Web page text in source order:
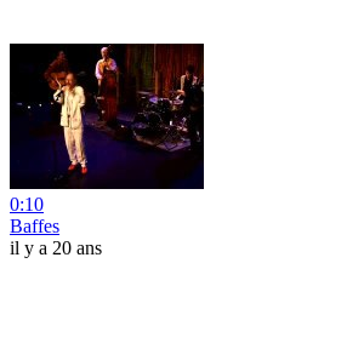
0:10
Baffes
il y a 20 ans